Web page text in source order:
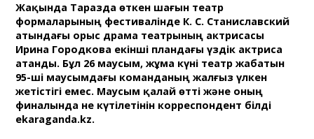
Жақында Таразда өткен шағын театр
формаларының фестивалінде К. С. Станиславский
атындағы орыс драма театрының актрисасы
Ирина Городкова екінші пландағы үздік актриса
атанды. Бұл 26 маусым, жұма күні театр жабатын
95-ші маусымдағы команданың жалғыз үлкен
жетістігі емес. Маусым қалай өтті және оның
финалында не күтілетінін корреспондент білді
ekaraganda.kz.